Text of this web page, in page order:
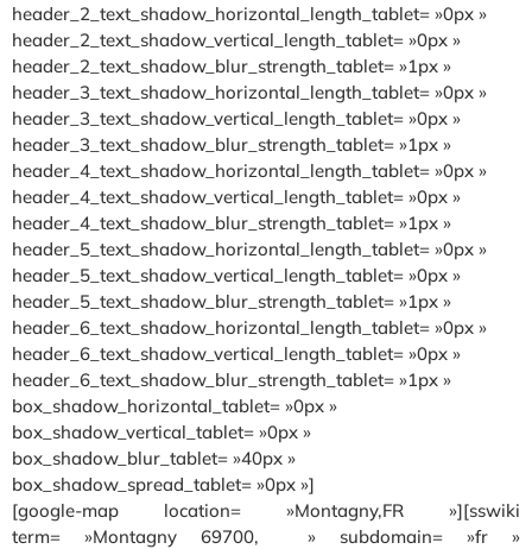
header_2_text_shadow_horizontal_length_tablet= »0px »
header_2_text_shadow_vertical_length_tablet= »0px »
header_2_text_shadow_blur_strength_tablet= »1px »
header_3_text_shadow_horizontal_length_tablet= »0px »
header_3_text_shadow_vertical_length_tablet= »0px »
header_3_text_shadow_blur_strength_tablet= »1px »
header_4_text_shadow_horizontal_length_tablet= »0px »
header_4_text_shadow_vertical_length_tablet= »0px »
header_4_text_shadow_blur_strength_tablet= »1px »
header_5_text_shadow_horizontal_length_tablet= »0px »
header_5_text_shadow_vertical_length_tablet= »0px »
header_5_text_shadow_blur_strength_tablet= »1px »
header_6_text_shadow_horizontal_length_tablet= »0px »
header_6_text_shadow_vertical_length_tablet= »0px »
header_6_text_shadow_blur_strength_tablet= »1px »
box_shadow_horizontal_tablet= »0px »
box_shadow_vertical_tablet= »0px »
box_shadow_blur_tablet= »40px »
box_shadow_spread_tablet= »0px »]
[google-map location= »Montagny,FR »][sswiki
term= »Montagny 69700, » subdomain= »fr »